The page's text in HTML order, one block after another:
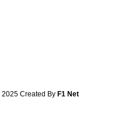
2025 Created By F1 Net